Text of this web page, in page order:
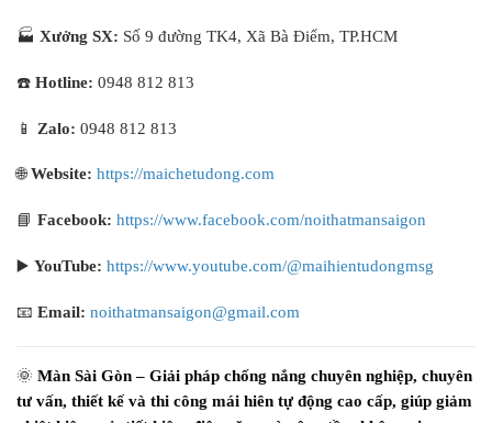
🏭 Xưởng SX: Số 9 đường TK4, Xã Bà Điểm, TP.HCM
☎️ Hotline: 0948 812 813
📱 Zalo: 0948 812 813
🌐Website: https://maichetudong.com
📘 Facebook: https://www.facebook.com/noithatmansaigon
▶️ YouTube: https://www.youtube.com/@maihientudongmsg
📧 Email: noithatmansaigon@gmail.com
🌞 Màn Sài Gòn – Giải pháp chống nắng chuyên nghiệp, chuyên
tư vấn, thiết kế và thi công mái hiên tự động cao cấp, giúp giảm